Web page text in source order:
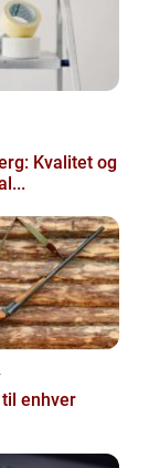
Kvalitet og
enhver